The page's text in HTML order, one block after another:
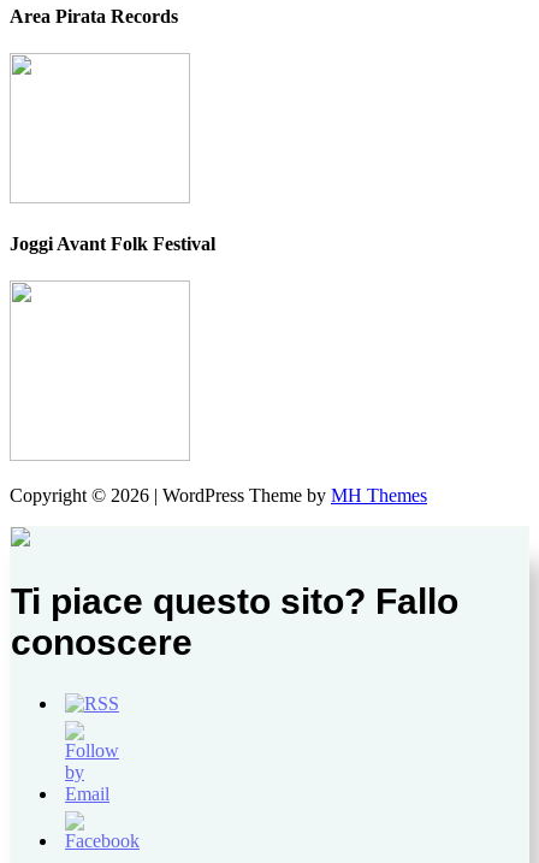
Area Pirata Records
Joggi Avant Folk Festival
Copyright © 2026 | WordPress Theme by MH Themes
Ti piace questo sito? Fallo
conoscere